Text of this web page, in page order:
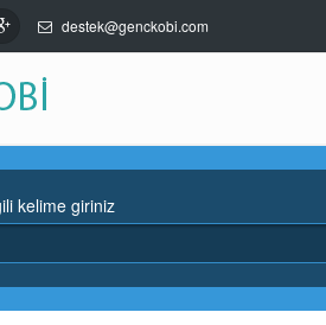
destek@genckobi.com
kelime giriniz